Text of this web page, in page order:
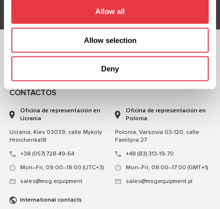
Allow all
Allow selection
Deny
CHATEA CON
CONTACTOS
Oficina de representación en
Ucrania
Ucrania, Kiev 03039, calle Mykoly
Hrinchenka18
+38 (057) 728-49-64
Mon–Fri, 09:00–18:00 (UTC+3)
sales@msg.equipment
Oficina de representación en
Polonia
Polonia, Varsovia 03-120, calle
Familijna 27
+48 (83) 313-19-70
Mon–Fri, 08:00–17:00 (GMT+1)
sales@msgequipment.pl
International contacts